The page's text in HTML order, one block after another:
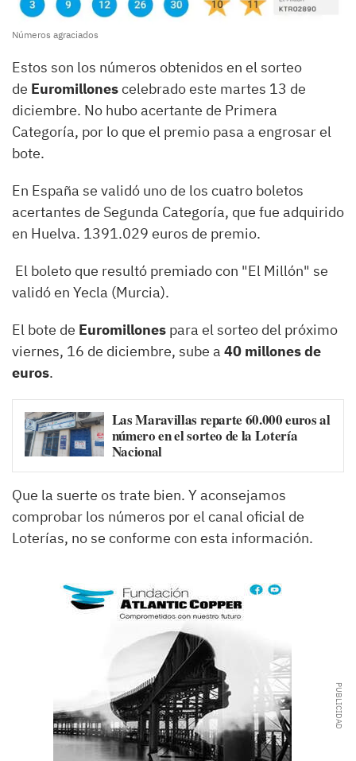
Números agraciados
Estos son los números obtenidos en el sorteo
de Euromillonescelebrado este martes 13 de
diciembre. No hubo acertante de Primera
Categoría, por lo que el premio pasa a engrosar el
bote.
En España se validó uno de los cuatro boletos
acertantes de Segunda Categoría, que fue adquirido
en Huelva. 1391.029 euros de premio.
El boleto que resultó premiado con "El Millón" se
validó en Yecla (Murcia).
El bote de Euromillones para el sorteo del próximo
viernes, 16 de diciembre, sube a 40 millones de
euros.
Las Maravillas reparte 60.000 euros al
número en el sorteo de la Lotería
Nacional
Que la suerte os trate bien. Y aconsejamos
comprobar los números por el canal oficial de
Loterías, no se conforme con esta información.